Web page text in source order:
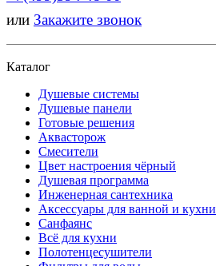
или Закажите звонок
Каталог
Душевые системы
Душевые панели
Готовые решения
Аквасторож
Смесители
Цвет настроения чёрный
Душевая программа
Инженерная сантехника
Аксессуары для ванной и кухни
Санфаянс
Всё для кухни
Полотенцесушители